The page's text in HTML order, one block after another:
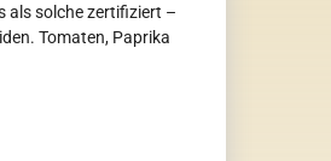
als solche zertifiziert –
Tomaten, Paprika